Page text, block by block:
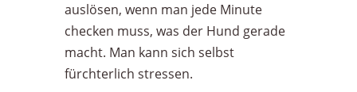
auslösen, wenn man jede Minute
checken muss, was der Hund gerade
macht. Man kann sich selbst
fürchterlich stressen.